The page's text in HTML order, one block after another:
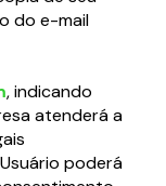
do e-mail
, indicando
atenderá a
poderá